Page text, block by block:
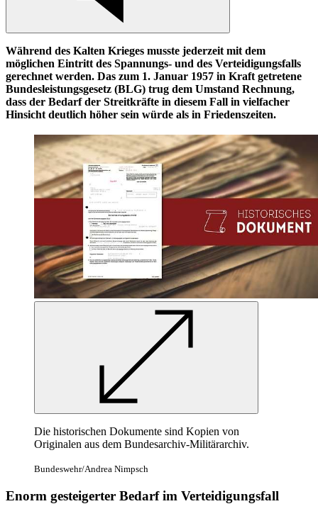
Während des Kalten Krieges musste jederzeit mit dem
möglichen Eintritt des Spannungs- und des Verteidigungsfalls
gerechnet werden. Das zum 1. Januar 1957 in Kraft getretene
Bundesleistungsgesetz (BLG) trug dem Umstand Rechnung,
dass der Bedarf der Streitkräfte in diesem Fall in vielfacher
Hinsicht deutlich höher sein würde als in Friedenszeiten.
Die historischen Dokumente sind Kopien von
Originalen aus dem Bundesarchiv-Militärarchiv.
Bundeswehr/Andrea Nimpsch
Enorm gesteigerter Bedarf im Verteidigungsfall